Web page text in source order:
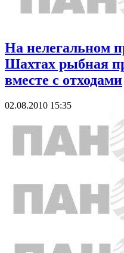
На нелегальном
Шахтах рыбная
вместе с отходами
02.08.2010 15:35